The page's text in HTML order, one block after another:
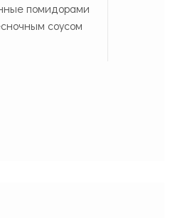
помидорами
соусом